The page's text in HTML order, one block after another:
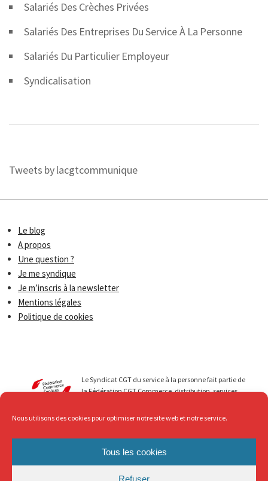
Nous utilisons des cookies pour optimiser notre site web et notre service.
Tous les cookies
Refuser
Salariés Des Crèches Privées
Salariés Des Entreprises Du Service À La Personne
Salariés Du Particulier Employeur
Syndicalisation
Tweets by lacgtcommunique
Le blog
A propos
Une question ?
Je me syndique
Je m’inscris à la newsletter
Mentions légales
Politique de cookies
Le Syndicat CGT du service à la personne fait partie de
la Fédération CGT Commerce, distribution, services.